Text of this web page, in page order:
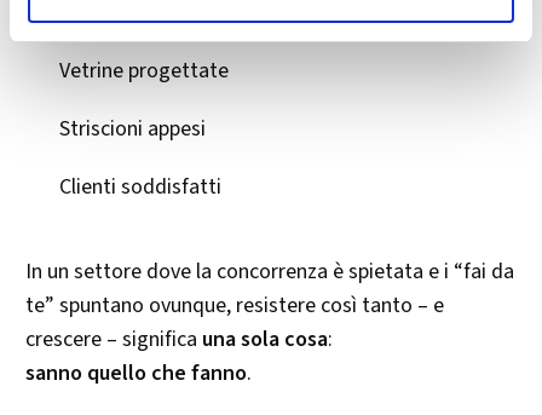
Vetrine progettate
Striscioni appesi
Clienti soddisfatti
In un settore dove la concorrenza è spietata e i “fai da
te” spuntano ovunque, resistere così tanto – e
crescere – significa una sola cosa:
sanno quello che fanno.